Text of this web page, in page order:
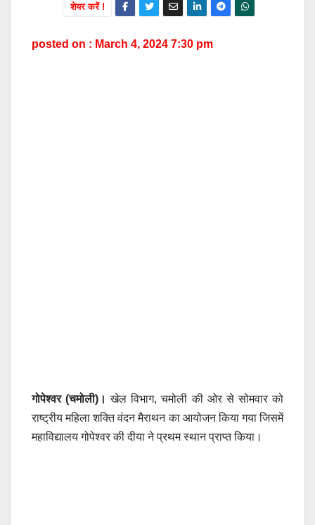
शेयर करें !
posted on : March 4, 2024 7:30 pm
गोपेश्वर (चमोली)। खेल विभाग, चमोली की ओर से सोमवार को
राष्ट्रीय महिला शक्ति वंदन मैराथन का आयोजन किया गया जिसमें
महाविद्यालय गोपेश्वर की दीया ने प्रथम स्थान प्राप्त किया।